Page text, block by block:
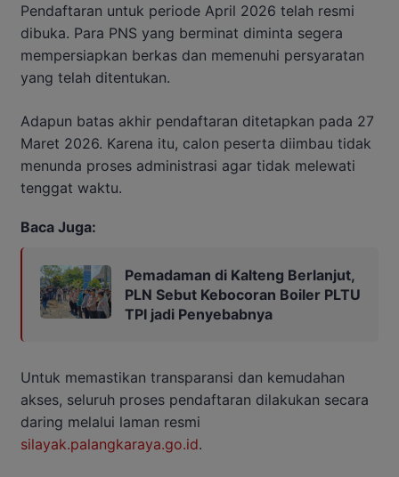
Pendaftaran untuk periode April 2026 telah resmi
dibuka. Para PNS yang berminat diminta segera
mempersiapkan berkas dan memenuhi persyaratan
yang telah ditentukan.
Adapun batas akhir pendaftaran ditetapkan pada 27
Maret 2026. Karena itu, calon peserta diimbau tidak
menunda proses administrasi agar tidak melewati
tenggat waktu.
Baca Juga:
Pemadaman di Kalteng Berlanjut,
PLN Sebut Kebocoran Boiler PLTU
TPI jadi Penyebabnya
Untuk memastikan transparansi dan kemudahan
akses, seluruh proses pendaftaran dilakukan secara
daring melalui laman resmi
silayak.palangkaraya.go.id.